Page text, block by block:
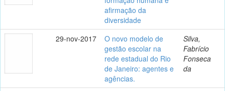
afirmação da
diversidade
29-nov-2017
O novo modelo de
gestão escolar na
rede estadual do Rio
de Janeiro: agentes e
agências.
Silva,
Fabrício
Fonseca
da